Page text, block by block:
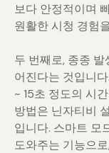
보다 안정적이며
원활한 시청 경험
두 번째로, 종종
어진다는 것입니
~ 15초 정도의 시
방법은 닌자티비
입니다. 스마트 모
도와주는 기능으